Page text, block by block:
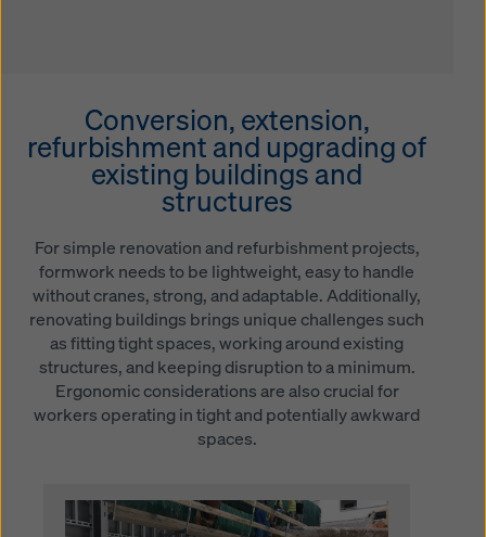
Conversion, extension,
refurbishment and upgrading of
existing buildings and
structures
For simple renovation and refurbishment projects,
formwork needs to be lightweight, easy to handle
without cranes, strong, and adaptable. Additionally,
renovating buildings brings unique challenges such
as fitting tight spaces, working around existing
structures, and keeping disruption to a minimum.
Ergonomic considerations are also crucial for
workers operating in tight and potentially awkward
spaces.